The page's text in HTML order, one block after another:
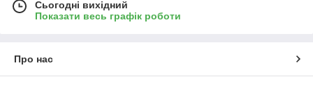
Сьогодні вихідний
Показати весь графік роботи
Про нас